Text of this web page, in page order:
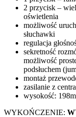
2 przycisk –
oświetlenia
możliwość
słuchawki
regulacja
sekretność
możliwość
podsłuchem
montaż
zasilanie z
wysokość:
WYKOŃCZENIE: